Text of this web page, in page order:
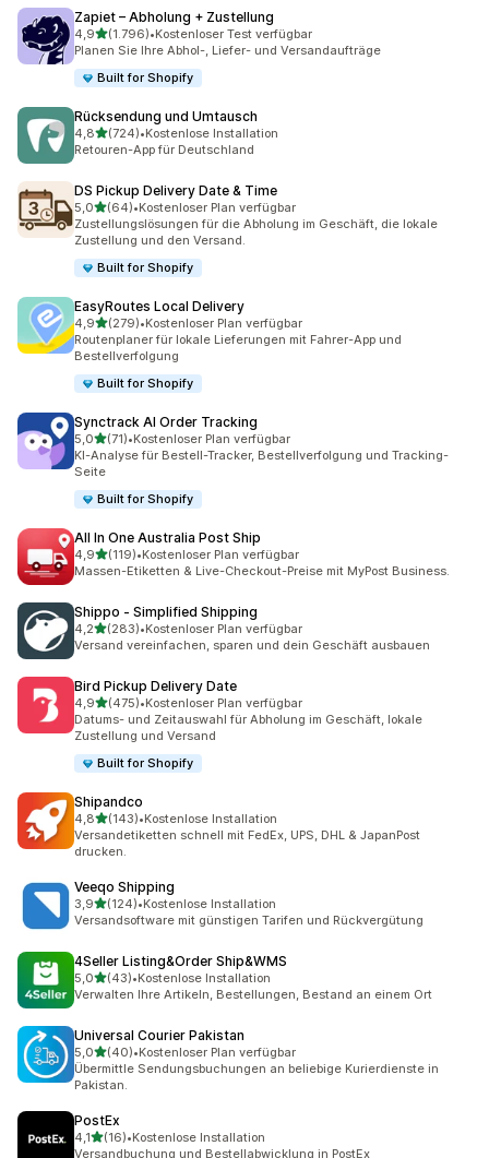
Zapiet – Abholung + Zustellung
4,9von 5 Sternen
(1.796)
1796 Rezensionen insgesamt
•Kostenloser Test verfügbar
Planen Sie Ihre Abhol-, Liefer- und Versandaufträge
Built for Shopify
Rücksendung und Umtausch
4,8von 5 Sternen
(724)
724 Rezensionen insgesamt
•Kostenlose Installation
Retouren-App für Deutschland
DS Pickup Delivery Date & Time
5,0von 5 Sternen
(64)
64 Rezensionen insgesamt
•Kostenloser Plan verfügbar
Zustellungslösungen für die Abholung im Geschäft, die lokale
Zustellung und den Versand.
Built for Shopify
EasyRoutes Local Delivery
4,9von 5 Sternen
(279)
279 Rezensionen insgesamt
•Kostenloser Plan verfügbar
Routenplaner für lokale Lieferungen mit Fahrer-App und
Bestellverfolgung
Built for Shopify
Synctrack AI Order Tracking
5,0von 5 Sternen
(71)
71 Rezensionen insgesamt
•Kostenloser Plan verfügbar
KI-Analyse für Bestell-Tracker, Bestellverfolgung und Tracking-
Seite
Built for Shopify
All In One Australia Post Ship
4,9von 5 Sternen
(119)
119 Rezensionen insgesamt
•Kostenloser Plan verfügbar
Massen-Etiketten & Live-Checkout-Preise mit MyPost Business.
Shippo ‑ Simplified Shipping
4,2von 5 Sternen
(283)
283 Rezensionen insgesamt
•Kostenloser Plan verfügbar
Versand vereinfachen, sparen und dein Geschäft ausbauen
Bird Pickup Delivery Date
4,9von 5 Sternen
(475)
475 Rezensionen insgesamt
•Kostenloser Plan verfügbar
Datums- und Zeitauswahl für Abholung im Geschäft, lokale
Zustellung und Versand
Built for Shopify
Shipandco
4,8von 5 Sternen
(143)
143 Rezensionen insgesamt
•Kostenlose Installation
Versandetiketten schnell mit FedEx, UPS, DHL & JapanPost
drucken.
Veeqo Shipping
3,9von 5 Sternen
(124)
124 Rezensionen insgesamt
•Kostenlose Installation
Versandsoftware mit günstigen Tarifen und Rückvergütung
4Seller Listing&Order Ship&WMS
5,0von 5 Sternen
(43)
43 Rezensionen insgesamt
•Kostenlose Installation
Verwalten Ihre Artikeln, Bestellungen, Bestand an einem Ort
Universal Courier Pakistan
5,0von 5 Sternen
(40)
40 Rezensionen insgesamt
•Kostenloser Plan verfügbar
Übermittle Sendungsbuchungen an beliebige Kurierdienste in
Pakistan.
PostEx
4,1von 5 Sternen
(16)
16 Rezensionen insgesamt
•Kostenlose Installation
Versandbuchung und Bestellabwicklung in PostEx